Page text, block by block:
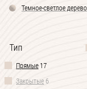
Темное-cветлое дерево
Тип
Прямые 17
Закрытые 6